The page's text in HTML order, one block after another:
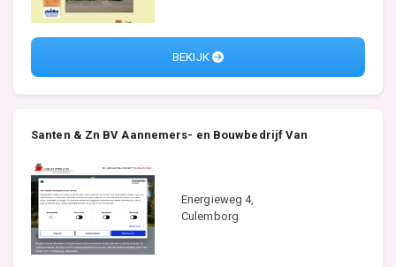
BEKIJK
Santen & Zn BV Aannemers- en Bouwbedrijf Van
Energieweg 4,
Culemborg